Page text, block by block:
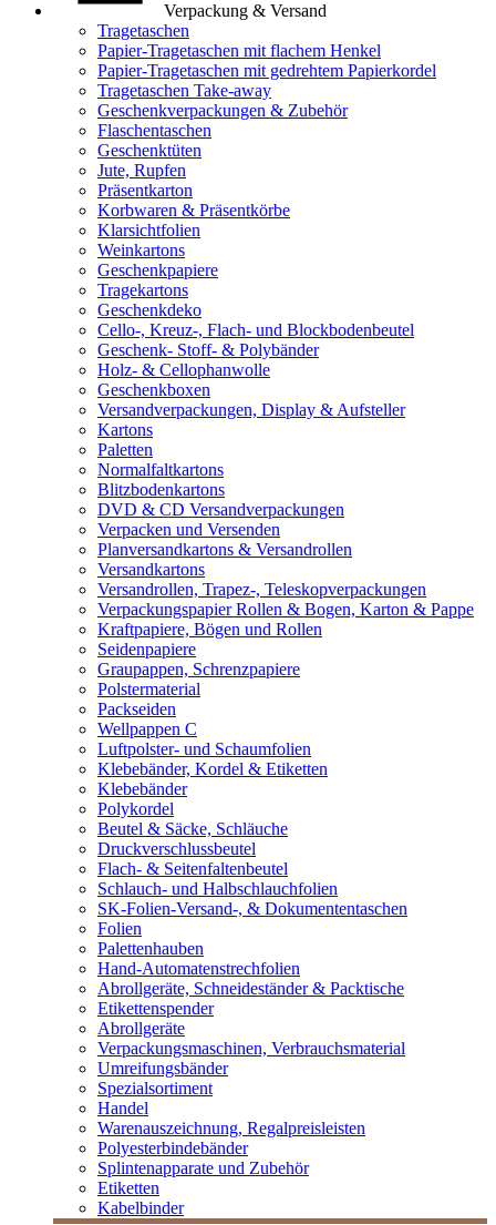
Verpackung & Versand
Tragetaschen
Papier-Tragetaschen mit flachem Henkel
Papier-Tragetaschen mit gedrehtem Papierkordel
Tragetaschen Take-away
Geschenkverpackungen & Zubehör
Flaschentaschen
Geschenktüten
Jute, Rupfen
Präsentkarton
Korbwaren & Präsentkörbe
Klarsichtfolien
Weinkartons
Geschenkpapiere
Tragekartons
Geschenkdeko
Cello-, Kreuz-, Flach- und Blockbodenbeutel
Geschenk- Stoff- & Polybänder
Holz- & Cellophanwolle
Geschenkboxen
Versandverpackungen, Display & Aufsteller
Kartons
Paletten
Normalfaltkartons
Blitzbodenkartons
DVD & CD Versandverpackungen
Verpacken und Versenden
Planversandkartons & Versandrollen
Versandkartons
Versandrollen, Trapez-, Teleskopverpackungen
Verpackungspapier Rollen & Bogen, Karton & Pappe
Kraftpapiere, Bögen und Rollen
Seidenpapiere
Graupappen, Schrenzpapiere
Polstermaterial
Packseiden
Wellpappen C
Luftpolster- und Schaumfolien
Klebebänder, Kordel & Etiketten
Klebebänder
Polykordel
Beutel & Säcke, Schläuche
Druckverschlussbeutel
Flach- & Seitenfaltenbeutel
Schlauch- und Halbschlauchfolien
SK-Folien-Versand-, & Dokumententaschen
Folien
Palettenhauben
Hand-Automatenstrechfolien
Abrollgeräte, Schneideständer & Packtische
Etikettenspender
Abrollgeräte
Verpackungsmaschinen, Verbrauchsmaterial
Umreifungsbänder
Spezialsortiment
Handel
Warenauszeichnung, Regalpreisleisten
Polyesterbindebänder
Splintenapparate und Zubehör
Etiketten
Kabelbinder